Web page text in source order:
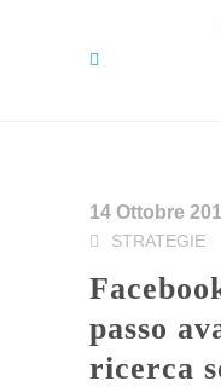
14 Ottobre
STRATEGIE
Facebook e Bing un
passo
ricerca